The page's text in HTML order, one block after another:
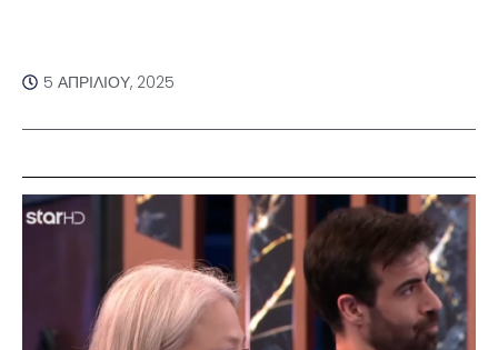
5 ΑΠΡΙΛΊΟΥ, 2025